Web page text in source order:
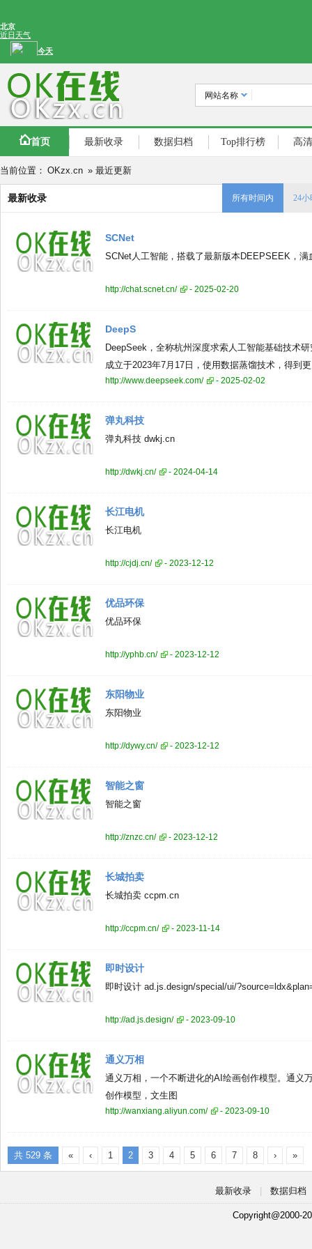
网站名称
首页 最新收录 数据归档 Top排行榜 高
当前位置： OKzx.cn » 最近更新
所有时间内 24
最新收录
SCNet
SCNet人工智能，搭载了最新版本DEEPSEEK，
http://chat.scnet.cn/ - 2025-02-20
DeepS
DeepSeek，全称杭州深度求索人工智能基础技术
成立于2023年7月17日，使用数据蒸馏技术，得到
孕育而生，专注于开发先进的大语言模型（LLM）
http://www.deepseek.com/ - 2025-02-02
弹丸科技
弹丸科技 dwkj.cn
http://dwkj.cn/ - 2024-04-14
长江电机
长江电机
http://cjdj.cn/ - 2023-12-12
优品环保
优品环保
http://yphb.cn/ - 2023-12-12
东阳物业
东阳物业
http://dywy.cn/ - 2023-12-12
智能之窗
智能之窗
http://znzc.cn/ - 2023-12-12
长城拍卖
长城拍卖 ccpm.cn
http://ccpm.cn/ - 2023-11-14
即时设计
即时设计 ad.js.design/special/ui/
http://ad.js.design/ - 2023-09-10
通义万相
通义万相，一个不断进化的AI绘画创作模型。通义
创作模型，文生图
http://wanxiang.aliyun.com/ - 2023-09-10
共 529 条 « ‹ 1 2 3 4 5 6 7 8 › »
最新收录 数据归档
Copyright@2000-